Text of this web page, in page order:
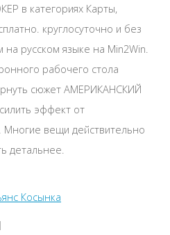
в категориях Карты,
круглосуточно и без
русском языке на Min2Win.
рабочего стола
сюжет АМЕРИКАНСКИЙ
эффект от
Многие вещи действительно
детальнее.